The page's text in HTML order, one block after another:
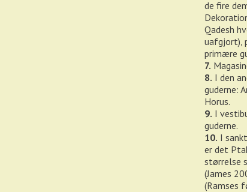
de fire
Qadesh
uafgjort),
primære
7.
8. I den
guderne:
Horus.
9. I
guderne.
10. I
er det
størrelse
(James
(Ramses